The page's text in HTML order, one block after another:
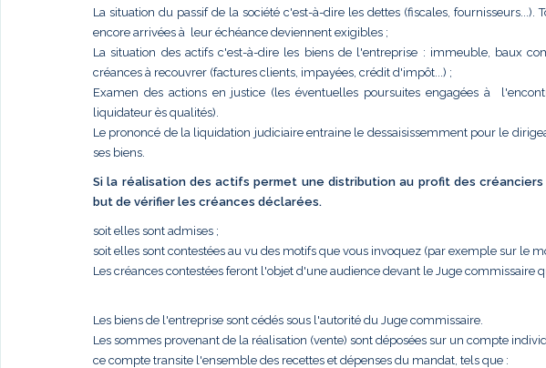
La situation du passif de la société c'est-à-dire les dettes (fiscales,
encore arrivées à leur échéance deviennent exigibles ;
La situation des actifs c'est-à-dire les biens de l'entreprise : immeuble, baux
créances à recouvrer (factures clients, impayées, crédit d'impôt...) ;
Examen des actions en justice (les éventuelles poursuites engagées à
liquidateur ès qualités).
Le prononcé de la liquidation judiciaire entraine le dessaisissemment pour le
ses biens.
Si la réalisation des actifs permet une distribution au profit des
but de vérifier les créances déclarées.
soit elles sont admises ;
soit elles sont contestées au vu des motifs que vous invoquez (par exemple sur le
Les créances contestées feront l'objet d'une audience devant le Juge
Les biens de l'entreprise sont cédés sous l'autorité du Juge commissaire.
Les sommes provenant de la réalisation (vente) sont déposées sur un compte
ce compte transite l'ensemble des recettes et dépenses du mandat, tels que :